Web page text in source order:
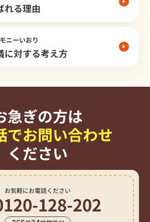
れる理由
ニーいおり
に対する考え方
急ぎの方は
でお問い合わせ
ください
お気軽にお電話ください
128-202